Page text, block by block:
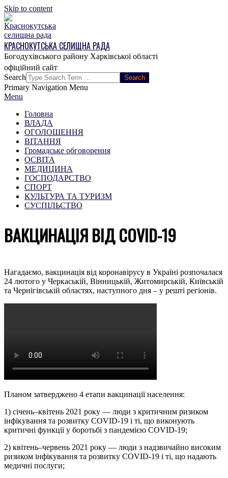
Skip to content
КРАСНОКУТСЬКА СЕЛИЩНА РАДА
Богодухівського району Харківської області
Search
Primary Navigation Menu
Menu
Головна
ВЛАДА
ОГОЛОШЕННЯ
ВІТАННЯ
Громадське обговорення
ОСВІТА
МЕДИЦИНА
ГОСПОДАРСТВО
СПОРТ
КУЛЬТУРА ТА ТУРИЗМ
СУСПІЛЬСТВО
ВАКЦИНАЦІЯ ВІД COVID-19
Нагадаємо, вакцинація від коронавірусу в Україні розпочалася
24 лютого у Черкаській, Вінницькій, Житомирській, Київській
та Чернігівській областях, наступного дня – у решті регіонів.
Планом затверджено 4 етапи вакцинації населення:
1) січень–квітень 2021 року — люди з критичним ризиком
інфікування та розвитку COVID-19 і ті, що виконують
критичні функції у боротьбі з пандемією COVID-19;
2) квітень–червень 2021 року — люди з надзвичайно високим
ризиком інфікування та розвитку COVID-19 і ті, що надають
медичні послуги;